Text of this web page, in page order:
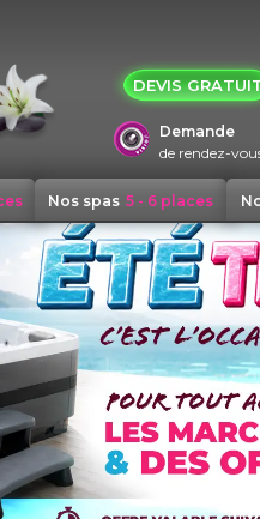
DEVIS
Demande
de rendez-
Nos spas 5 - 6 places